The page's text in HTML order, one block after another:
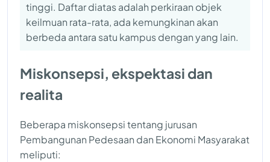
tinggi. Daftar diatas adalah perkiraan objek
keilmuan rata-rata, ada kemungkinan akan
berbeda antara satu kampus dengan yang lain.
Miskonsepsi, ekspektasi dan
realita
Beberapa miskonsepsi tentang jurusan
Pembangunan Pedesaan dan Ekonomi Masyarakat
meliputi: